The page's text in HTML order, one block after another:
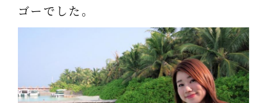
ゴーでした。